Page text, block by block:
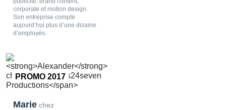
corporate et motion design.
Son entreprise compte
aujourd’hui plus d’une dizaine
d’employés.
PROMO 2017
Marie chez